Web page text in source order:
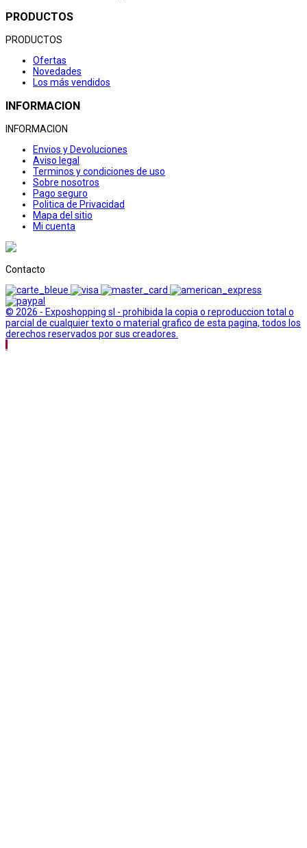
PRODUCTOS
PRODUCTOS
Ofertas
Novedades
Los más vendidos
INFORMACION
INFORMACION
Envios y Devoluciones
Aviso legal
Terminos y condiciones de uso
Sobre nosotros
Pago seguro
Politica de Privacidad
Mapa del sitio
Mi cuenta
Contacto
© 2026 - Exposhopping sl - prohibida la copia o reproduccion total o
parcial de cualquier texto o material grafico de esta pagina, todos los
derechos reservados por sus creadores.